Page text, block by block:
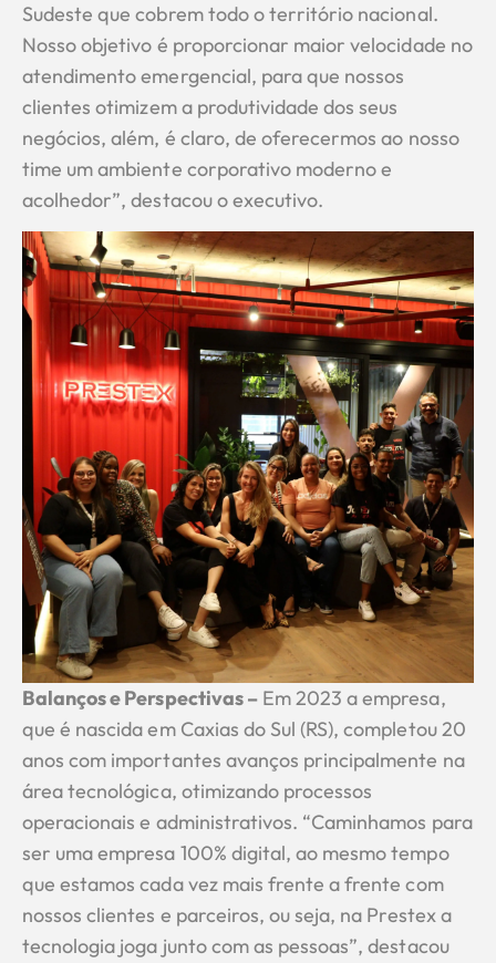
Sudeste que cobrem todo o território nacional.
Nosso objetivo é proporcionar maior velocidade no
atendimento emergencial, para que nossos
clientes otimizem a produtividade dos seus
negócios, além, é claro, de oferecermos ao nosso
time um ambiente corporativo moderno e
acolhedor”, destacou o executivo.
Balanços e Perspectivas –Em 2023 a empresa,
que é nascida em Caxias do Sul (RS), completou 20
anos com importantes avanços principalmente na
área tecnológica, otimizando processos
operacionais e administrativos. “Caminhamos para
ser uma empresa 100% digital, ao mesmo tempo
que estamos cada vez mais frente a frente com
nossos clientes e parceiros, ou seja, na Prestex a
tecnologia joga junto com as pessoas”, destacou